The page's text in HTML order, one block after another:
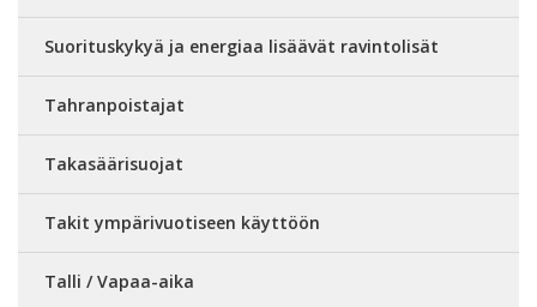
Suorituskykyä ja energiaa lisäävät ravintolisät
Tahranpoistajat
Takasäärisuojat
Takit ympärivuotiseen käyttöön
Talli / Vapaa-aika